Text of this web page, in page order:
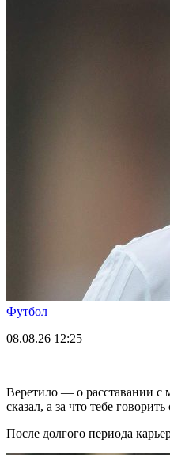
Футбол
08.08.26 12:25
Веретило — о расставании
сказал, а за что тебе
После долгого периода